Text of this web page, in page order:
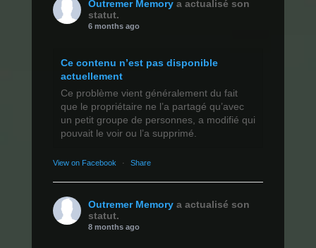
Outremer Memory a actualisé son
statut.
6 months ago
Ce contenu n’est pas disponible
actuellement
Ce problème vient généralement du fait
que le propriétaire ne l’a partagé qu’avec
un petit groupe de personnes, a modifié qui
pouvait le voir ou l’a supprimé.
View on Facebook · Share
Outremer Memory a actualisé son
statut.
8 months ago